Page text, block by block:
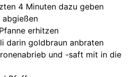
4 Minuten dazu geben
abgießen
erhitzen
darin goldbraun anbraten
und -saft mit in die